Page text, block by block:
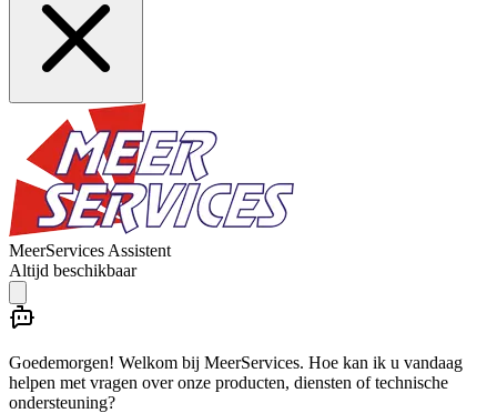
MeerServices Assistent
Altijd beschikbaar
Goedemorgen! Welkom bij MeerServices. Hoe kan ik u vandaag
helpen met vragen over onze producten, diensten of technische
ondersteuning?